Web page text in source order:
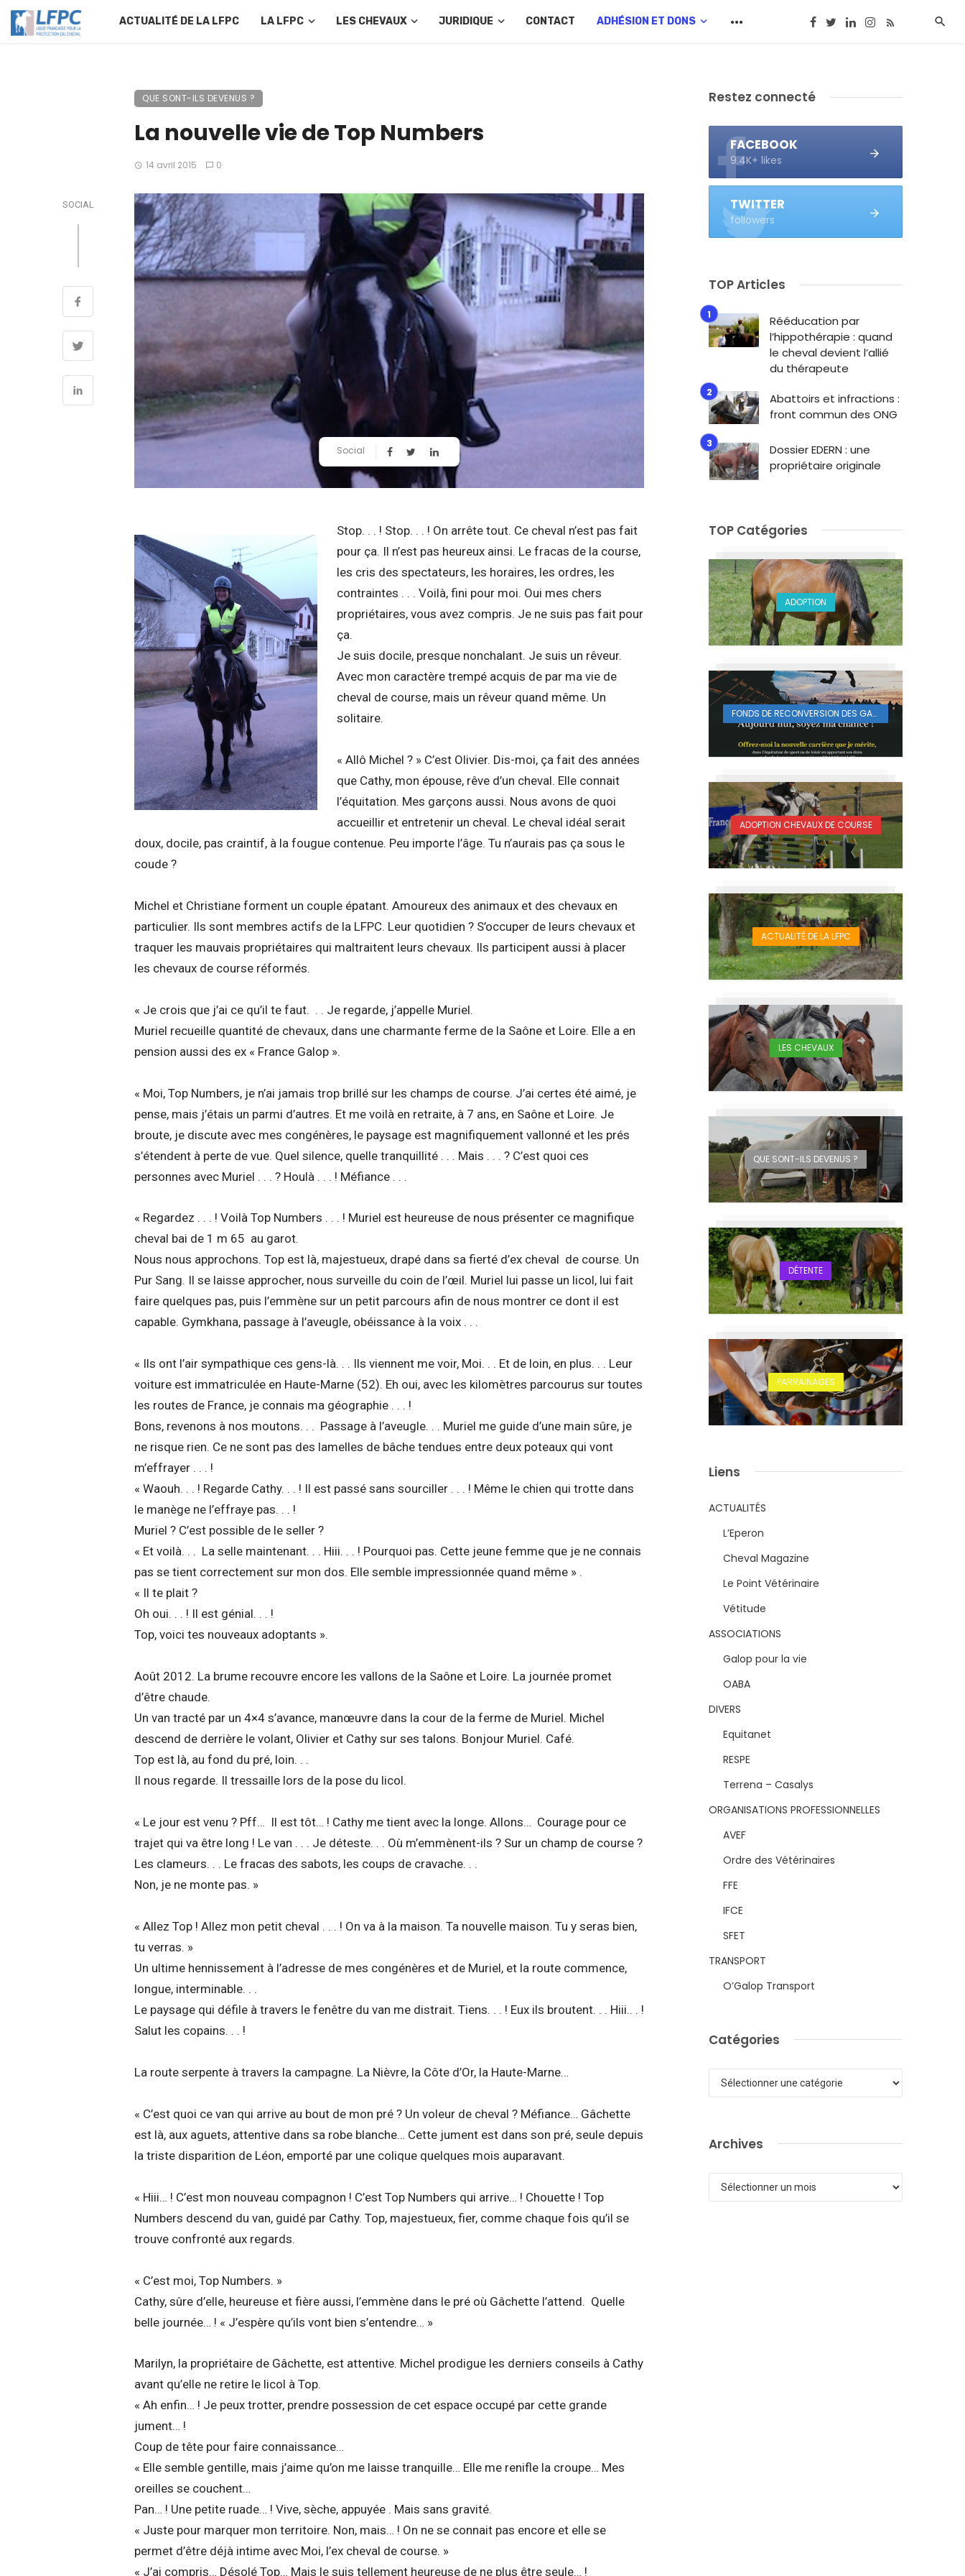
ACTUALITÉ DE LA LFPC LA LFPC LES CHEVAUX JURIDIQUE CONTACT ADHÉSION ET DONS
QUE SONT-ILS DEVENUS ?
La nouvelle vie de Top Numbers
14 avril 2015 0
SOCIAL
Social
Stop. . . ! Stop. . . ! On arrête tout. Ce cheval n’est pas fait
pour ça. Il n’est pas heureux ainsi. Le fracas de la course,
les cris des spectateurs, les horaires, les ordres, les
contraintes . . . Voilà, fini pour moi. Oui mes chers
propriétaires, vous avez compris. Je ne suis pas fait pour
ça.
Je suis docile, presque nonchalant. Je suis un rêveur.
Avec mon caractère trempé acquis de par ma vie de
cheval de course, mais un rêveur quand même. Un
solitaire.
« Allô Michel ? » C’est Olivier. Dis-moi, ça fait des années
que Cathy, mon épouse, rêve d’un cheval. Elle connait
l’équitation. Mes garçons aussi. Nous avons de quoi
accueillir et entretenir un cheval. Le cheval idéal serait
doux, docile, pas craintif, à la fougue contenue. Peu importe l’âge. Tu n’aurais pas ça sous le
coude ?
Michel et Christiane forment un couple épatant. Amoureux des animaux et des chevaux en
particulier. Ils sont membres actifs de la LFPC. Leur quotidien ? S’occuper de leurs chevaux et
traquer les mauvais propriétaires qui maltraitent leurs chevaux. Ils participent aussi à placer
les chevaux de course réformés.
« Je crois que j’ai ce qu’il te faut. . . Je regarde, j’appelle Muriel.
Muriel recueille quantité de chevaux, dans une charmante ferme de la Saône et Loire. Elle a en
pension aussi des ex « France Galop ».
« Moi, Top Numbers, je n’ai jamais trop brillé sur les champs de course. J’ai certes été aimé, je
pense, mais j’étais un parmi d’autres. Et me voilà en retraite, à 7 ans, en Saône et Loire. Je
broute, je discute avec mes congénères, le paysage est magnifiquement vallonné et les prés
s’étendent à perte de vue. Quel silence, quelle tranquillité . . . Mais . . . ? C’est quoi ces
personnes avec Muriel . . . ? Houlà . . . ! Méfiance . . .
« Regardez . . . ! Voilà Top Numbers . . . ! Muriel est heureuse de nous présenter ce magnifique
cheval bai de 1 m 65 au garot.
Nous nous approchons. Top est là, majestueux, drapé dans sa fierté d’ex cheval de course. Un
Pur Sang. Il se laisse approcher, nous surveille du coin de l’œil. Muriel lui passe un licol, lui fait
faire quelques pas, puis l’emmène sur un petit parcours afin de nous montrer ce dont il est
capable. Gymkhana, passage à l’aveugle, obéissance à la voix . . .
« Ils ont l’air sympathique ces gens-là. . . Ils viennent me voir, Moi. . . Et de loin, en plus. . . Leur
voiture est immatriculée en Haute-Marne (52). Eh oui, avec les kilomètres parcourus sur toutes
les routes de France, je connais ma géographie . . . !
Bons, revenons à nos moutons. . . Passage à l’aveugle. . . Muriel me guide d’une main sûre, je
ne risque rien. Ce ne sont pas des lamelles de bâche tendues entre deux poteaux qui vont
m’effrayer . . . !
« Waouh. . . ! Regarde Cathy. . . ! Il est passé sans sourciller . . . ! Même le chien qui trotte dans
le manège ne l’effraye pas. . . !
Muriel ? C’est possible de le seller ?
« Et voilà. . . La selle maintenant. . . Hiii. . . ! Pourquoi pas. Cette jeune femme que je ne connais
pas se tient correctement sur mon dos. Elle semble impressionnée quand même » .
« Il te plait ?
Oh oui. . . ! Il est génial. . . !
Top, voici tes nouveaux adoptants ».
Août 2012. La brume recouvre encore les vallons de la Saône et Loire. La journée promet
d’être chaude.
Un van tracté par un 4×4 s’avance, manœuvre dans la cour de la ferme de Muriel. Michel
descend de derrière le volant, Olivier et Cathy sur ses talons. Bonjour Muriel. Café.
Top est là, au fond du pré, loin. . .
Il nous regarde. Il tressaille lors de la pose du licol.
« Le jour est venu ? Pff… Il est tôt… ! Cathy me tient avec la longe. Allons… Courage pour ce
trajet qui va être long ! Le van . . . Je déteste. . . Où m’emmènent-ils ? Sur un champ de course ?
Les clameurs. . . Le fracas des sabots, les coups de cravache. . .
Non, je ne monte pas. »
« Allez Top ! Allez mon petit cheval . . . ! On va à la maison. Ta nouvelle maison. Tu y seras bien,
tu verras. »
Un ultime hennissement à l’adresse de mes congénères et de Muriel, et la route commence,
longue, interminable. . .
Le paysage qui défile à travers le fenêtre du van me distrait. Tiens. . . ! Eux ils broutent. . . Hiii.. . !
Salut les copains. . . !
La route serpente à travers la campagne. La Nièvre, la Côte d’Or, la Haute-Marne…
« C’est quoi ce van qui arrive au bout de mon pré ? Un voleur de cheval ? Méfiance… Gâchette
est là, aux aguets, attentive dans sa robe blanche… Cette jument est dans son pré, seule depuis
la triste disparition de Léon, emporté par une colique quelques mois auparavant.
« Hiii… ! C’est mon nouveau compagnon ! C’est Top Numbers qui arrive… ! Chouette ! Top
Numbers descend du van, guidé par Cathy. Top, majestueux, fier, comme chaque fois qu’il se
trouve confronté aux regards.
« C’est moi, Top Numbers. »
Cathy, sûre d’elle, heureuse et fière aussi, l’emmène dans le pré où Gâchette l’attend. Quelle
belle journée… ! « J’espère qu’ils vont bien s’entendre… »
Marilyn, la propriétaire de Gâchette, est attentive. Michel prodigue les derniers conseils à Cathy
avant qu’elle ne retire le licol à Top.
« Ah enfin… ! Je peux trotter, prendre possession de cet espace occupé par cette grande
jument… !
Coup de tête pour faire connaissance…
« Elle semble gentille, mais j’aime qu’on me laisse tranquille… Elle me renifle la croupe… Mes
oreilles se couchent…
Pan… ! Une petite ruade… ! Vive, sèche, appuyée . Mais sans gravité.
« Juste pour marquer mon territoire. Non, mais… ! On ne se connait pas encore et elle se
permet d’être déjà intime avec Moi, l’ex cheval de course. »
« J’ai compris… Désolé Top… Mais le suis tellement heureuse de ne plus être seule… !
Restez connecté
FACEBOOK
9.4K+ likes
TWITTER
followers
TOP Articles
Rééducation par
l’hippothérapie : quand
le cheval devient l’allié
du thérapeute
Abattoirs et infractions :
front commun des ONG
Dossier EDERN : une
propriétaire originale
TOP Catégories
ADOPTION
FONDS DE RECONVERSION DES GALOPEURS
ADOPTION CHEVAUX DE COURSE
ACTUALITÉ DE LA LFPC
LES CHEVAUX
QUE SONT-ILS DEVENUS ?
DÉTENTE
PARRAINAGES
Liens
ACTUALITÉS
L’Eperon
Cheval Magazine
Le Point Vétérinaire
Vétitude
ASSOCIATIONS
Galop pour la vie
OABA
DIVERS
Equitanet
RESPE
Terrena – Casalys
ORGANISATIONS PROFESSIONNELLES
AVEF
Ordre des Vétérinaires
FFE
IFCE
SFET
TRANSPORT
O’Galop Transport
Catégories
Archives